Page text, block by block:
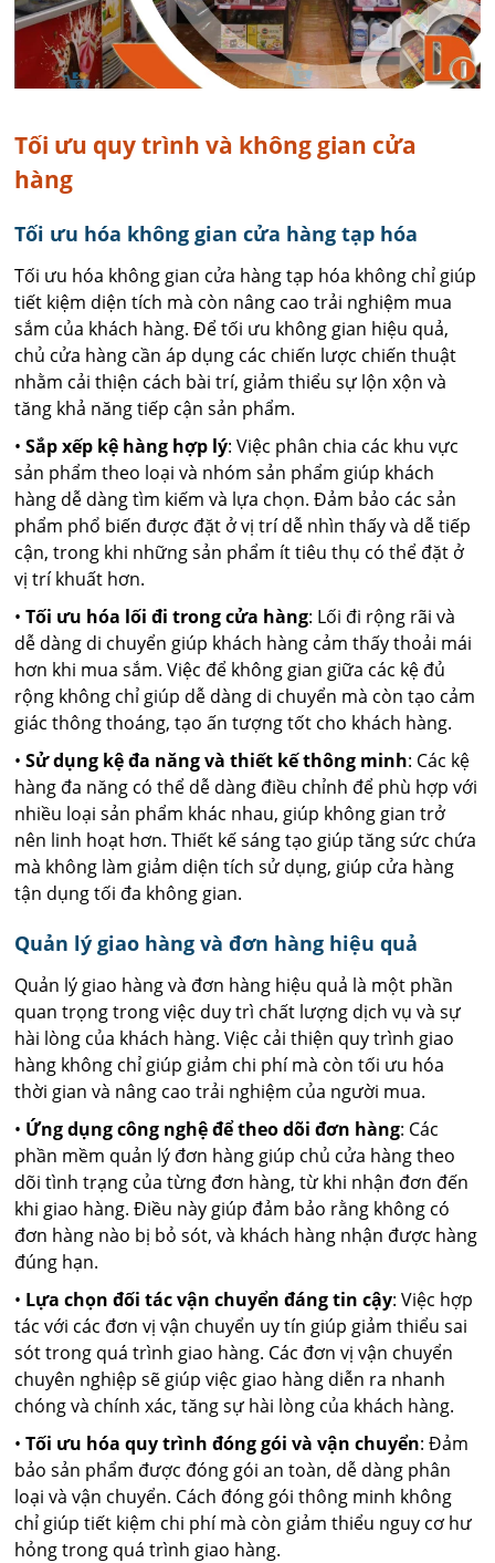
Tối ưu quy trình và không gian cửa
hàng
Tối ưu hóa không gian cửa hàng tạp hóa
Tối ưu hóa không gian cửa hàng tạp hóa không chỉ giúp
tiết kiệm diện tích mà còn nâng cao trải nghiệm mua
sắm của khách hàng. Để tối ưu không gian hiệu quả,
chủ cửa hàng cần áp dụng các chiến lược chiến thuật
nhằm cải thiện cách bài trí, giảm thiểu sự lộn xộn và
tăng khả năng tiếp cận sản phẩm.
•Sắp xếp kệ hàng hợp lý: Việc phân chia các khu vực
sản phẩm theo loại và nhóm sản phẩm giúp khách
hàng dễ dàng tìm kiếm và lựa chọn. Đảm bảo các sản
phẩm phổ biến được đặt ở vị trí dễ nhìn thấy và dễ tiếp
cận, trong khi những sản phẩm ít tiêu thụ có thể đặt ở
vị trí khuất hơn.
•Tối ưu hóa lối đi trong cửa hàng: Lối đi rộng rãi và
dễ dàng di chuyển giúp khách hàng cảm thấy thoải mái
hơn khi mua sắm. Việc để không gian giữa các kệ đủ
rộng không chỉ giúp dễ dàng di chuyển mà còn tạo cảm
giác thông thoáng, tạo ấn tượng tốt cho khách hàng.
•Sử dụng kệ đa năng và thiết kế thông minh: Các kệ
hàng đa năng có thể dễ dàng điều chỉnh để phù hợp với
nhiều loại sản phẩm khác nhau, giúp không gian trở
nên linh hoạt hơn. Thiết kế sáng tạo giúp tăng sức chứa
mà không làm giảm diện tích sử dụng, giúp cửa hàng
tận dụng tối đa không gian.
Quản lý giao hàng và đơn hàng hiệu quả
Quản lý giao hàng và đơn hàng hiệu quả là một phần
quan trọng trong việc duy trì chất lượng dịch vụ và sự
hài lòng của khách hàng. Việc cải thiện quy trình giao
hàng không chỉ giúp giảm chi phí mà còn tối ưu hóa
thời gian và nâng cao trải nghiệm của người mua.
• Ứng dụng công nghệ để theo dõi đơn hàng: Các
phần mềm quản lý đơn hàng giúp chủ cửa hàng theo
dõi tình trạng của từng đơn hàng, từ khi nhận đơn đến
khi giao hàng. Điều này giúp đảm bảo rằng không có
đơn hàng nào bị bỏ sót, và khách hàng nhận được hàng
đúng hạn.
• Lựa chọn đối tác vận chuyển đáng tin cậy: Việc hợp
tác với các đơn vị vận chuyển uy tín giúp giảm thiểu sai
sót trong quá trình giao hàng. Các đơn vị vận chuyển
chuyên nghiệp sẽ giúp việc giao hàng diễn ra nhanh
chóng và chính xác, tăng sự hài lòng của khách hàng.
•Tối ưu hóa quy trình đóng gói và vận chuyển: Đảm
bảo sản phẩm được đóng gói an toàn, dễ dàng phân
loại và vận chuyển. Cách đóng gói thông minh không
chỉ giúp tiết kiệm chi phí mà còn giảm thiểu nguy cơ hư
hỏng trong quá trình giao hàng.